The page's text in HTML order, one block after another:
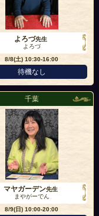
よろづ先生
よろづ
8/8(土)10:30-16:00
待機なし
千葉
マヤガーデン先生
まやがーでん
8/9(日)10:00-20:00